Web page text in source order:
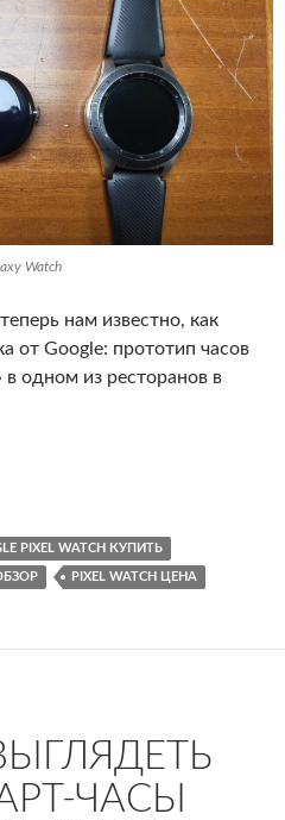
Watch
нам известно, как
от Google: прототип часов
в одном из ресторанов в
прототип Pixel Watch в
PIXEL WATCH КУПИТЬ
PIXEL WATCH ЦЕНА
ЧАСЫ